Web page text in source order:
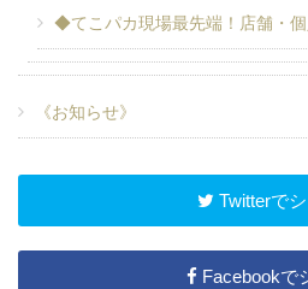
◆てこパカ現場最先端！店舗・
《お知らせ》
Twitterで
Facebookで